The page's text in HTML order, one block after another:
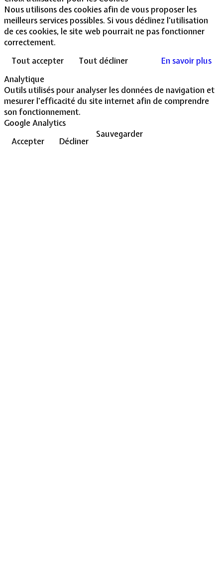
Nous utilisons des cookies afin de vous proposer les
meilleurs services possibles. Si vous déclinez l'utilisation
de ces cookies, le site web pourrait ne pas fonctionner
correctement.
Tout accepter
Tout décliner
En savoir plus
Analytique
Outils utilisés pour analyser les données de navigation et
mesurer l'efficacité du site internet afin de comprendre
son fonctionnement.
Google Analytics
Accepter
Décliner
Sauvegarder